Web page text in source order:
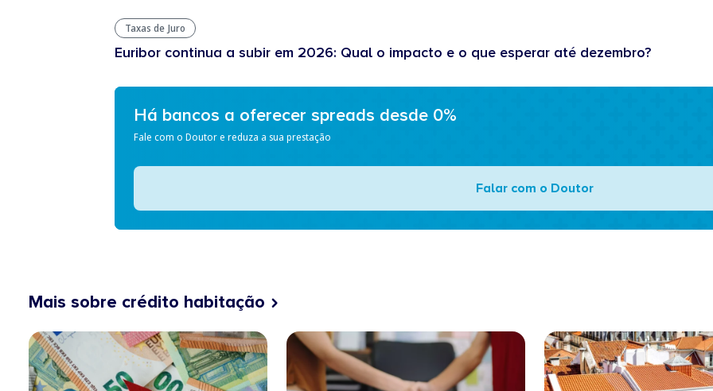
Taxas de Juro
Euribor continua a subir em 2026: Qual o impacto e o que esperar até dezembro?
Há bancos a oferecer spreads desde 0%
Fale com o Doutor e reduza a sua prestação
Falar com o Doutor
Mais sobre crédito habitação